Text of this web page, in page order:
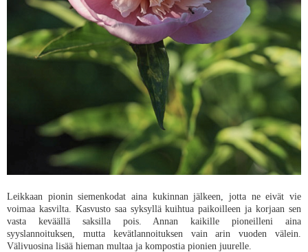
Leikkaan pionin siemenkodat aina kukinnan jälkeen, jotta ne eivät vie
voimaa kasvilta. Kasvusto saa syksyllä kuihtua paikoilleen ja korjaan sen
vasta keväällä saksilla pois. Annan kaikille pioneilleni aina
syyslannoituksen, mutta kevätlannoituksen vain arin vuoden välein.
Välivuosina lisää hieman multaa ja kompostia pionien juurelle.